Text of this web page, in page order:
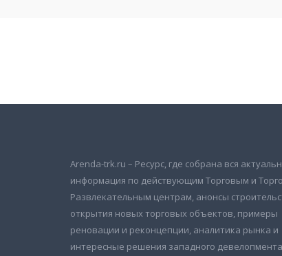
Arenda-trk.ru – Ресурс, где собрана вся
информация по действующим Торговым и
Развлекательным центрам, анонсы
открытия новых торговых объектов, примеры
реновации и реконцепции, аналитика рынка и
интересные решения западного